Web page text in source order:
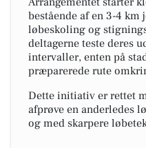
bestående af en 3-4
løbeskoling og
deltagerne teste deres
intervaller, enten på
præparerede rute
Dette initiativ er rettet
afprøve en anderledes
og med skarpere